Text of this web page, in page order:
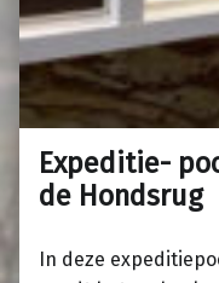
Expeditie-
de Hondsrug
In deze